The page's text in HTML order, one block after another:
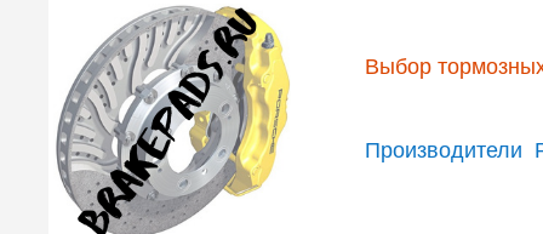
Выбор
Производители